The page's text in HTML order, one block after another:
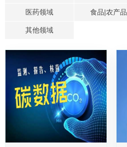
医药领域 食品|农产品
其他领域